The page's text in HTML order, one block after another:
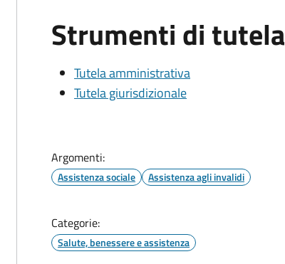
Strumenti di tutela
Tutela amministrativa
Tutela giurisdizionale
Argomenti:
Assistenza sociale Assistenza agli invalidi
Categorie:
Salute, benessere e assistenza